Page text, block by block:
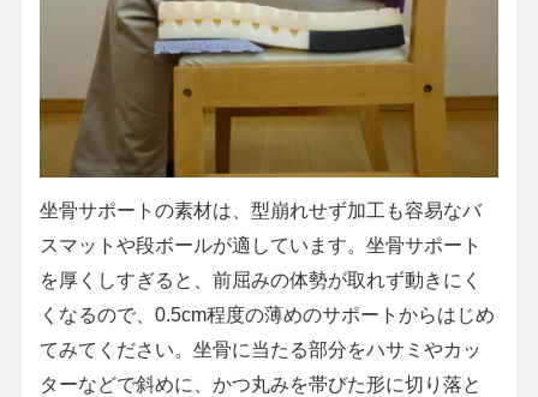
坐骨サポートの素材は、型崩れせず加工も容易なバ
スマットや段ボールが適しています。坐骨サポート
を厚くしすぎると、前屈みの体勢が取れず動きにく
くなるので、0.5cm程度の薄めのサポートからはじめ
てみてください。坐骨に当たる部分をハサミやカッ
ターなどで斜めに、かつ丸みを帯びた形に切り落と